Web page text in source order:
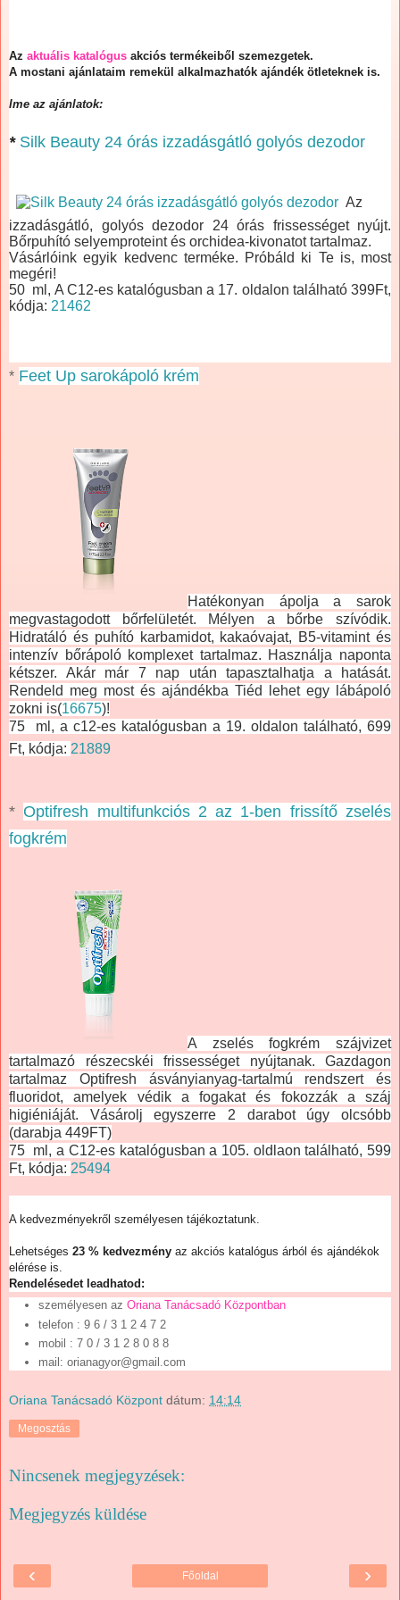
Az aktuális katalógus akciós termékeiből szemezgetek.
A mostani ajánlataim remekül alkalmazhatók ajándék ötleteknek is.
Ime az ajánlatok:
* Silk Beauty 24 órás izzadásgátló golyós dezodor
Az
izzadásgátló, golyós dezodor 24 órás frissességet nyújt.
Bőrpuhító selyemproteint és orchidea-kivonatot tartalmaz.
Vásárlóink egyik kedvenc terméke. Próbáld ki Te is, most
megéri!
50 ml, A C12-es katalógusban a 17. oldalon található 399Ft,
kódja: 21462
* Feet Up sarokápoló krém
Hatékonyan ápolja a sarok
megvastagodott bőrfelületét. Mélyen a bőrbe szívódik.
Hidratáló és puhító karbamidot, kakaóvajat, B5-vitamint és
intenzív bőrápoló komplexet tartalmaz. Használja naponta
kétszer. Akár már 7 nap után tapasztalhatja a hatását.
Rendeld meg most és ajándékba Tiéd lehet egy lábápoló
zokni is(16675)!
75 ml, a c12-es katalógusban a 19. oldalon található, 699
Ft, kódja: 21889
*Optifresh multifunkciós 2 az 1-ben frissítő zselés
fogkrém
A zselés fogkrém szájvizet
tartalmazó részecskéi frissességet nyújtanak. Gazdagon
tartalmaz Optifresh ásványianyag-tartalmú rendszert és
fluoridot, amelyek védik a fogakat és fokozzák a száj
higiéniáját. Vásárolj egyszerre 2 darabot úgy olcsóbb
(darabja 449FT)
75 ml, a C12-es katalógusban a 105. oldlaon található, 599
Ft, kódja: 25494
A kedvezményekről személyesen tájékoztatunk.
Lehetséges 23 % kedvezmény az akciós katalógus árból és ajándékok
elérése is.
Rendelésedet leadhatod:
személyesen az Oriana Tanácsadó Központban
telefon : 9 6 / 3 1 2 4 7 2
mobil : 7 0 / 3 1 2 8 0 8 8
mail: orianagyor@gmail.com
Oriana Tanácsadó Központ dátum: 14:14
Megosztás
Nincsenek megjegyzések:
Megjegyzés küldése
‹ ›
Főoldal